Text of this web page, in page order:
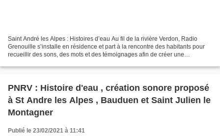
Saint André les Alpes : Histoires d’eau Au fil de la rivière Verdon, Radio
Grenouille s’installe en résidence et part à la rencontre des habitants pour
recueillir des sons, des mots et des témoignages afin de créer une
PNRV : Histoire d'eau , création sonore proposé
à St Andre les Alpes , Bauduen et Saint Julien le
Montagner
Publié le 23/02/2021 à 11:41